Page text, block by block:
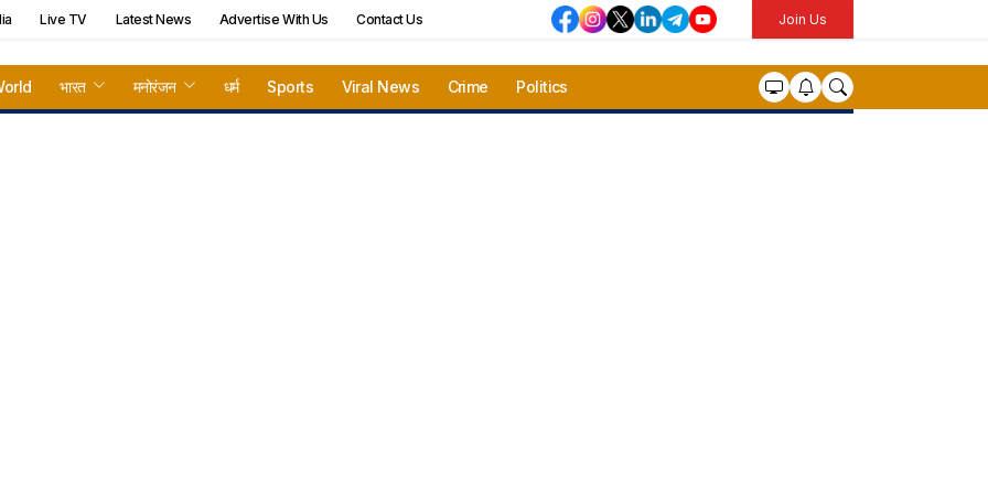
Join Us
Live TV Latest News Advertise With Us Contact Us
भारत मनोरंजन धर्म Sports Viral News Crime Politics